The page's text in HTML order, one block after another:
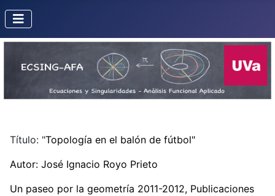
Título: "Topología en el balón de fútbol"
Autor: José Ignacio Royo Prieto
Un paseo por la geometría 2011-2012, Publicaciones